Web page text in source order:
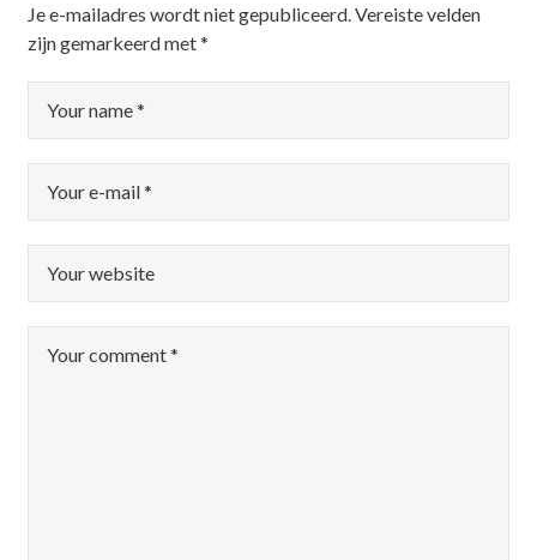
Je e-mailadres wordt niet gepubliceerd.Vereiste velden
zijn gemarkeerd met*